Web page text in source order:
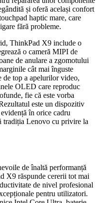
și oferă același confort
haptic mare, care
fără probleme.
ThinkPad X9 include o
o cameră MIPI de
de anulare a zgomotului
cât mai înguste
de top a apelurilor video,
OLED care reproduc
fie că este vorba
este un dispozitiv
în orice cadru
tradiția Lenovo cu privire la
de înaltă performanță
X9 răspunde cererii tot mai
de nivel profesional
pentru utilizatori.